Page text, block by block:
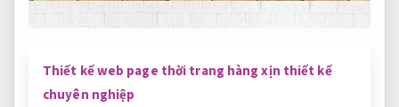
Thiết kế web page thời trang hàng xịn thiết kế
chuyên nghiệp